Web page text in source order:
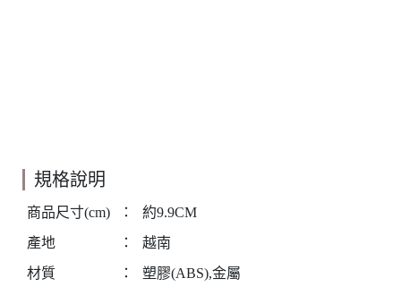
規格說明
商品尺寸(cm) ：
約9.9CM
產地
：
越南
材質
：
塑膠(ABS),金屬